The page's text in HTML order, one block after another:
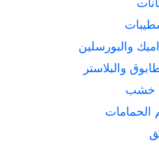
والبورسلين
والبلاستر
خشب
الحمامات